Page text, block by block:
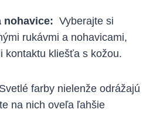
nohavice: ⁢ Vyberajte‌ si
rukávmi a nohavicami,
kontaktu kliešťa s kožou.
Svetlé farby nielenže odrážajú
⁣na nich oveľa ‍ľahšie